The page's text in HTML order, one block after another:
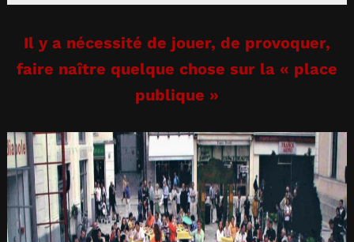
Il y a nécessité de jouer, de provoquer,
faire naître quelque chose sur la « place
publique »